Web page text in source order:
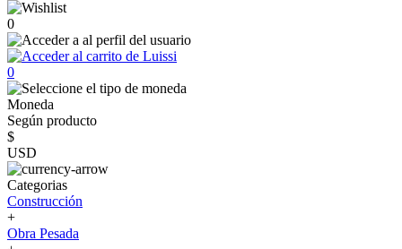
0
0
Moneda
Según producto
$
USD
Categorias
Construcción
+
Obra Pesada